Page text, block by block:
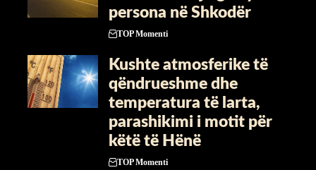
persona në Shkodër
TOP Momenti
Kushte atmosferike të
qëndrueshme dhe
temperatura të larta,
parashikimi i motit për
këtë të Hënë
TOP Momenti